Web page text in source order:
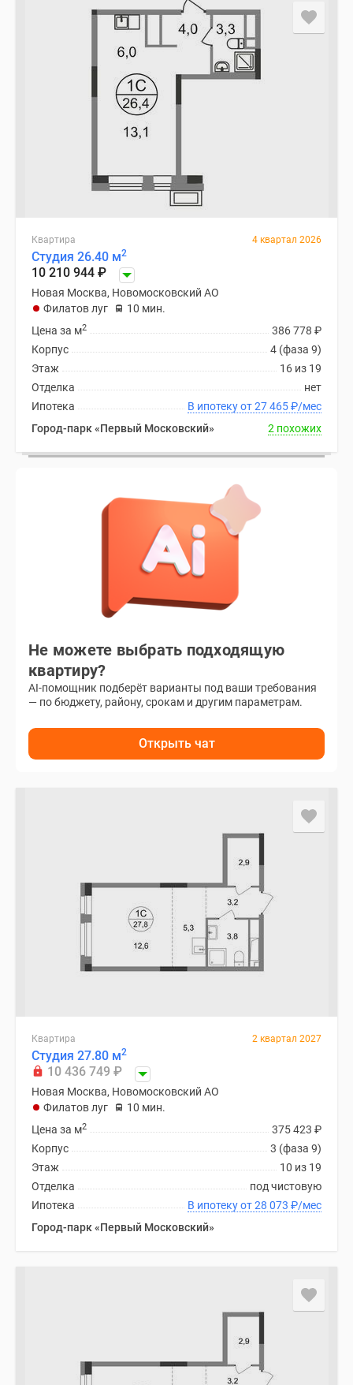
Квартира 4 квартал 2026
Студия 26.40 м2
10 210 944 ₽
Новая Москва, Новомосковский АО
Филатов луг
10 мин.
386 778 ₽
Цена за м2
4 (фаза 9)
Корпус
16 из 19
Этаж
нет
Отделка
В ипотеку от 27 465₽/мес
Ипотека
Город-парк «Первый Московский»
2 похожих
Не можете выбрать подходящую
квартиру?
AI-помощник подберёт варианты под ваши требования
— по бюджету, району, срокам и другим параметрам.
Открыть чат
Квартира 2 квартал 2027
Студия 27.80 м2
10 436 749 ₽
Новая Москва, Новомосковский АО
Филатов луг
10 мин.
375 423 ₽
Цена за м2
3 (фаза 9)
Корпус
10 из 19
Этаж
под чистовую
Отделка
В ипотеку от 28 073 ₽/мес
Ипотека
Город-парк «Первый Московский»